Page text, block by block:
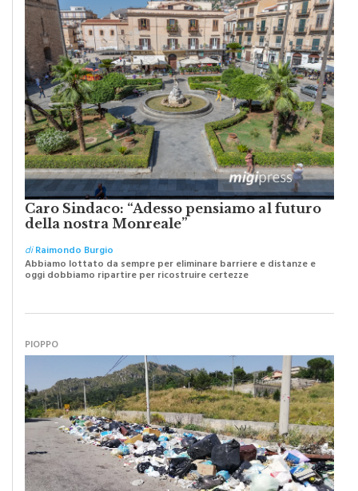
Caro Sindaco: “Adesso pensiamo al futuro
della nostra Monreale”
diRaimondo Burgio
Abbiamo lottato da sempre per eliminare barriere e distanze e
oggi dobbiamo ripartire per ricostruire certezze